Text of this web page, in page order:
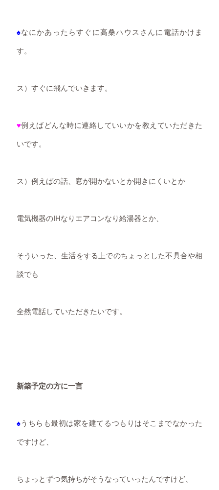
♠なにかあったらすぐに高桑ハウスさんに電話かけま
す。
ス）すぐに飛んでいきます。
♥例えばどんな時に連絡していいかを教えていただきた
いです。
ス）例えばの話、窓が開かないとか開きにくいとか
電気機器のIHなりエアコンなり給湯器とか、
そういった、生活をする上でのちょっとした不具合や相
談でも
全然電話していただきたいです。
新築予定の方に一言
♠うちらも最初は家を建てるつもりはそこまでなかった
ですけど、
ちょっとずつ気持ちがそうなっていったんですけど、